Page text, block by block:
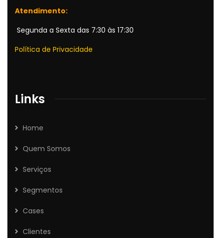
Atendimento:
Segunda a Sexta das 7:30 às 17:30
Política de Privacidade
Links
Home
Quem Somos
Serviços
Segmentos
Cases
Clientes